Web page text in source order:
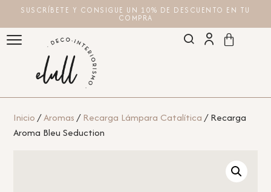
SUSCRÍBETE Y CONSIGUE UN 10% DE DESCUENTO EN TU
COMPRA
Inicio/Aromas/Recarga Lámpara Catalítica/ Recarga
Aroma Bleu Seduction